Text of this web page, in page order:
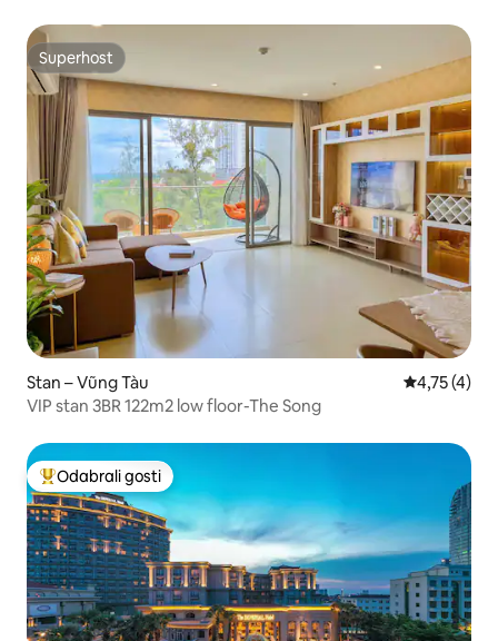
Superhost
Superhost
Stan – Vũng Tàu Prosječna
4,75 (4)
VIP stan 3BR 122m2 low floor-The Song
Među najviše rangiranima s oznakom „Odabrali gosti”
Odabrali gosti